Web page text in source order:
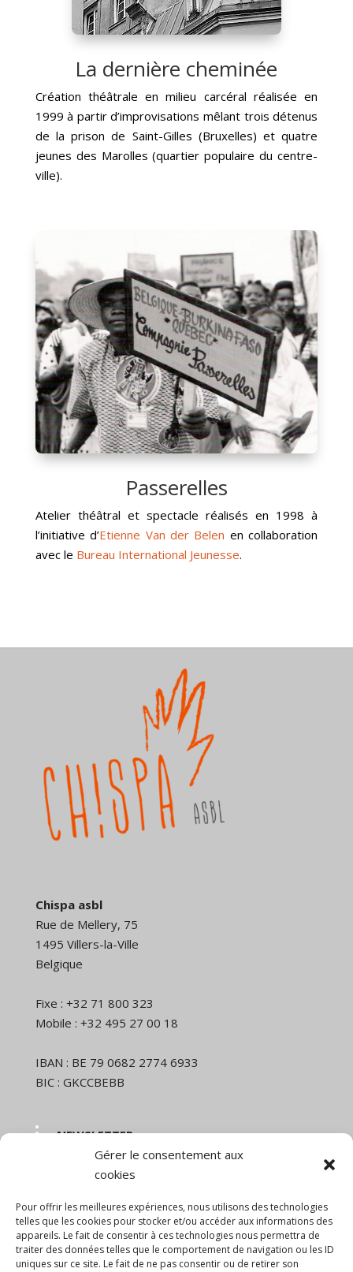
Gérer le consentement aux
cookies
Pour offrir les meilleures expériences, nous utilisons des technologies
telles que les cookies pour stocker et/ou accéder aux informations des
appareils. Le fait de consentir à ces technologies nous permettra de
traiter des données telles que le comportement de navigation ou les ID
uniques sur ce site. Le fait de ne pas consentir ou de retirer son
La dernière cheminée
Création théâtrale en milieu carcéral réalisée en
1999 à partir d’improvisations mêlant trois détenus
de la prison de Saint-Gilles (Bruxelles) et quatre
jeunes des Marolles (quartier populaire du centre-
ville).
Passerelles
Atelier théâtral et spectacle réalisés en 1998 à
l’initiative d’Etienne Van der Belen en collaboration
avec le Bureau International Jeunesse.
Chispa asbl
Rue de Mellery, 75
1495 Villers-la-Ville
Belgique
Fixe : +32 71 800 323
Mobile : +32 495 27 00 18
IBAN : BE 79 0682 2774 6933
BIC : GKCCBEBB
NEWSLETTER
Nom et prénom
Email
En continuant, vous acceptez la politique de